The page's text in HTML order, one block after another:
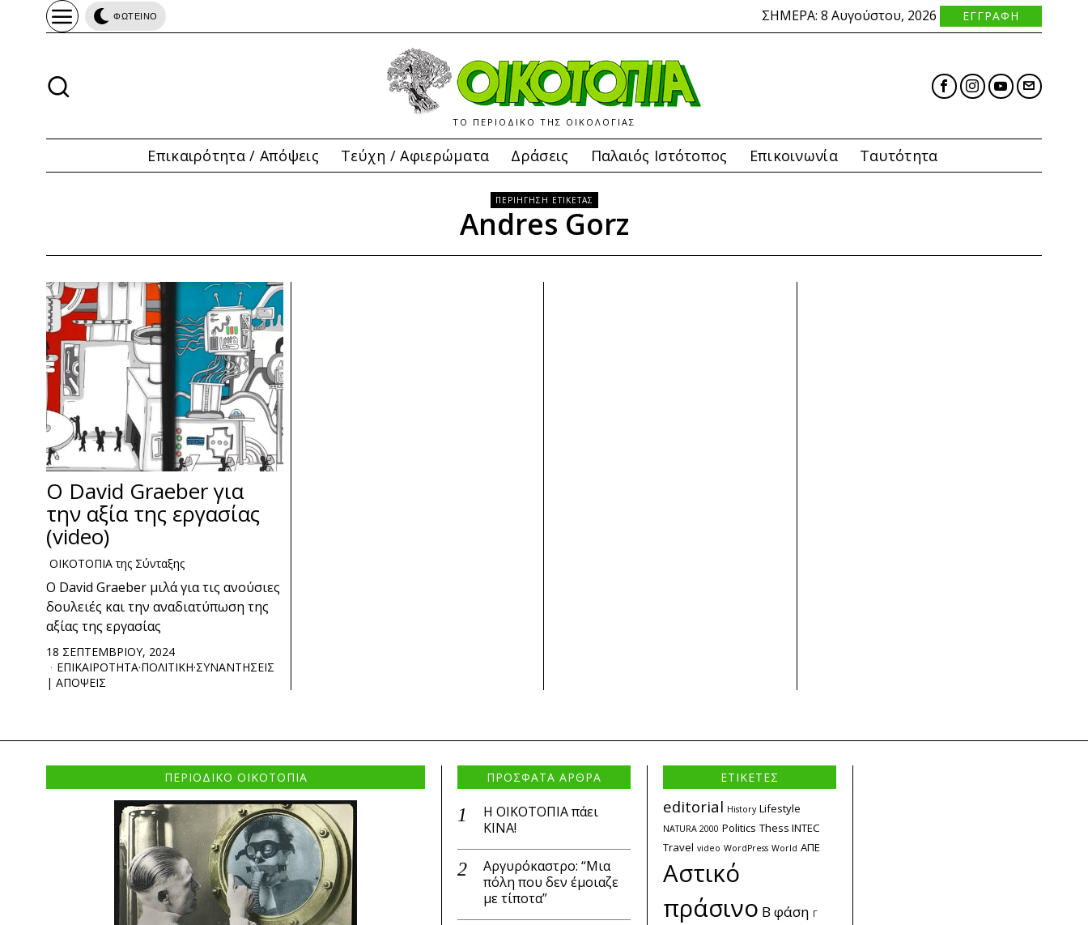
ΦΩΤΕΙΝΟ ΣΗΜΕΡΑ: 8 Αυγούστου, 2026 ΕΓΓΡΑΦΗ
ΤΟ ΠΕΡΙΟΔΙΚΟ ΤΗΣ ΟΙΚΟΛΟΓΙΑΣ
Επικαιρότητα / Απόψεις Τεύχη / Αφιερώματα Δράσεις Παλαιός Ιστότοπος Επικοινωνία Ταυτότητα
ΠΕΡΙΗΓΗΣΗ ΕΤΙΚΕΤΑΣ
Andres Gorz
Ο David Graeber για
την αξία της εργασίας
(video)
ΟΙΚΟΤΟΠΙΑ της Σύνταξης
Ο David Graeber μιλά για τις ανούσιες
δουλειές και την αναδιατύπωση της
αξίας της εργασίας
18 ΣΕΠΤΕΜΒΡΙΟΥ, 2024
ΕΠΙΚΑΙΡΟΤΗΤΑ·ΠΟΛΙΤΙΚΗ·ΣΥΝΑΝΤΗΣΕΙΣ
| ΑΠΟΨΕΙΣ
ΠΕΡΙΟΔΙΚΟ ΟΙΚΟΤΟΠΙΑ ΠΡΟΣΦΑΤΑ ΑΡΘΡΑ
Η ΟΙΚΟΤΟΠΙΑ πάει
ΚΙΝΑ!
Αργυρόκαστρο: “Μια
πόλη που δεν έμοιαζε
με τίποτα”
ΕΤΙΚΕΤΕΣ
editorial History Lifestyle
NATURA 2000 Politics Thess INTEC
Travel video WordPress World ΑΠΕ
Αστικό
πράσινο Β φάση Γ